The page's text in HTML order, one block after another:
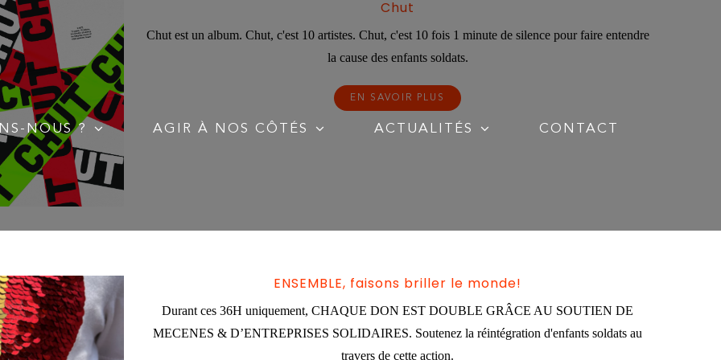
NOUS ? AGIR À NOS CÔTÉS ACTUALITÉS CONTACT
Chut
Chut est un album. Chut, c'est 10 artistes. Chut, c'est 10 fois 1 minute de silence pour faire entendre
la cause des enfants soldats.
EN SAVOIR PLUS
ENSEMBLE, faisons briller le monde!
Durant ces 36H uniquement, CHAQUE DON EST DOUBLE GRÂCE AU SOUTIEN DE
MECENES & D’ENTREPRISES SOLIDAIRES. Soutenez la réintégration d'enfants soldats au
travers de cette action.